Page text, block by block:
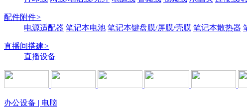
配件附件>
电源适配器 笔记本电池 笔记本键盘膜/屏膜/壳膜 笔记本散热器
直播间搭建>
直播设备
办公设备 | 电脑